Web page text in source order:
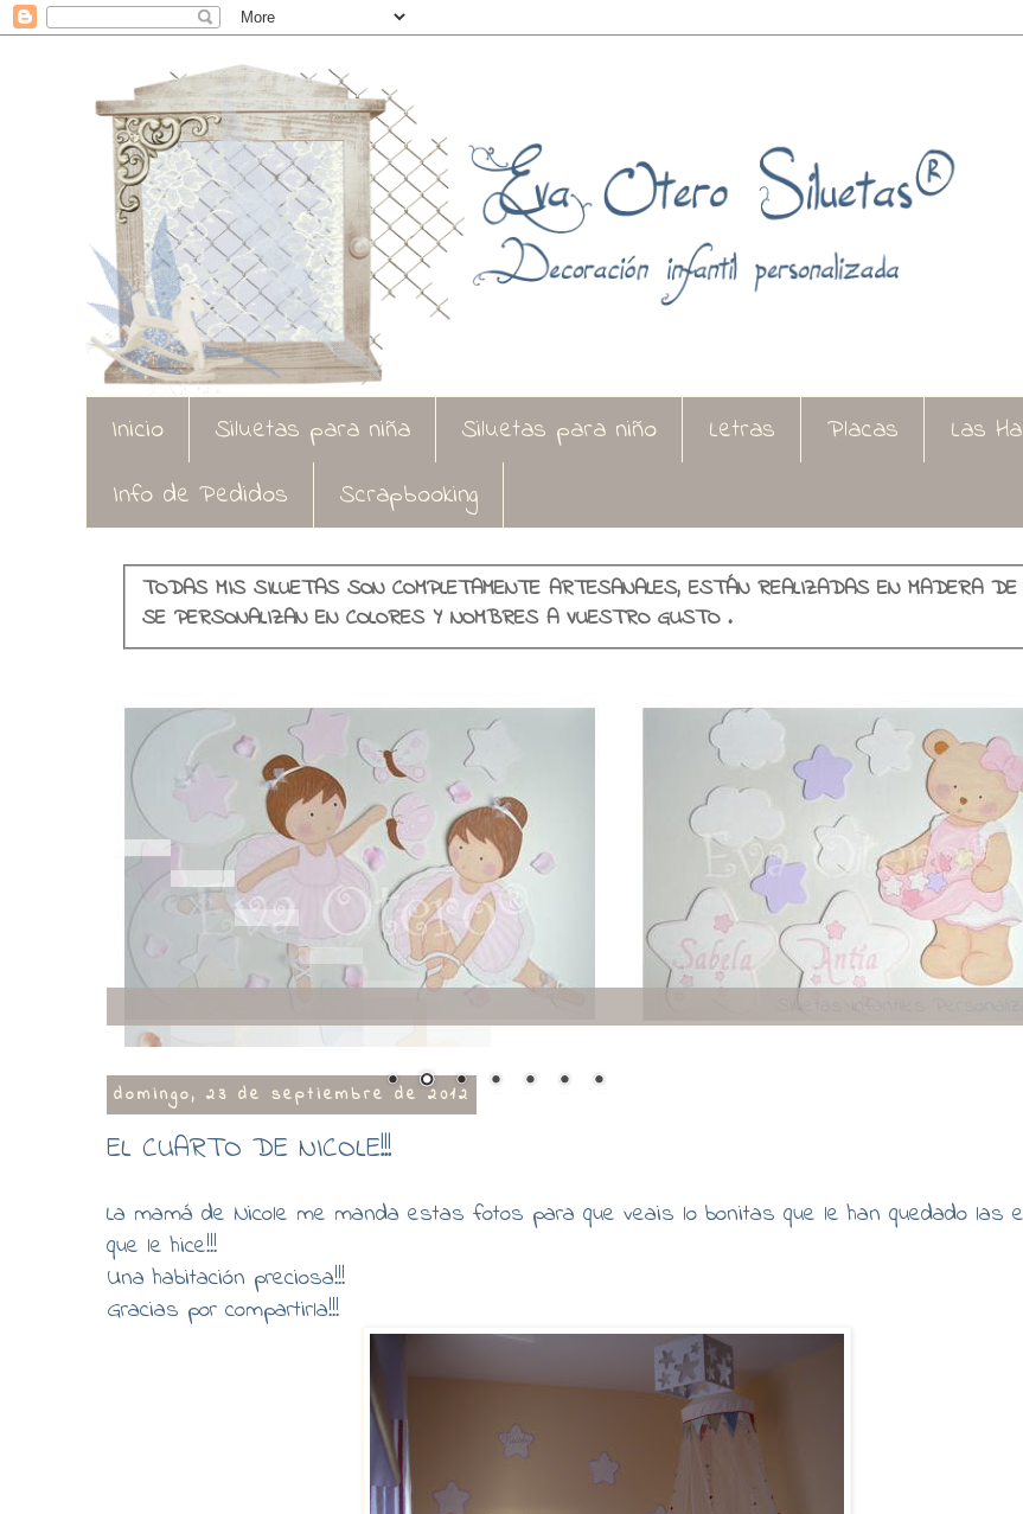
Inicio Siluetas para niña Siluetas para niño Letras Placas
Las
Info de Pedidos
Scrapbooking
TODAS MIS SILUETAS SON COMPLETAMENTE ARTESANALES, ESTÁN REALIZADAS EN MADERA
SE PERSONALIZAN EN COLORES Y NOMBRES A VUESTRO GUSTO .
domingo, 23 de septiembre de 2012
EL CUARTO DE NICOLE!!!
La mamá de Nicole me manda estas fotos para que veais lo bonitas que le han quedado las
que le hice!!!
Una habitación preciosa!!!
Gracias por compartirla!!!